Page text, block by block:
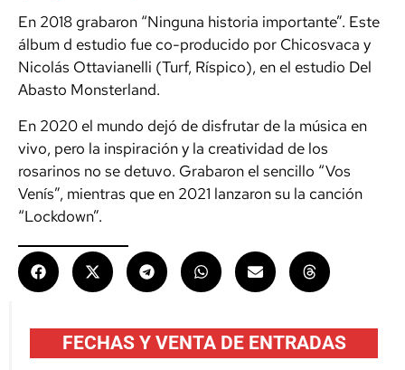
En 2018 grabaron “Ninguna historia importante”. Este
álbum d estudio fue co-producido por Chicosvaca y
Nicolás Ottavianelli (Turf, Ríspico), en el estudio Del
Abasto Monsterland.
En 2020 el mundo dejó de disfrutar de la música en
vivo, pero la inspiración y la creatividad de los
rosarinos no se detuvo. Grabaron el sencillo “Vos
Venís”, mientras que en 2021 lanzaron su la canción
“Lockdown”.
FECHAS Y VENTA DE ENTRADAS